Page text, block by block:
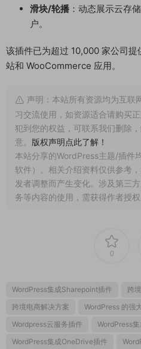
滑块/轮播 ：动态展示云存
户。
该插件已为超过 10,000 家公司
站和 WooCommerce 应用。
声明：本站所有资源均为互联
习交流使用，如资源适合请购买
犯到您的权益，可联系我们删除
意。 版权声明点此了解！
本站分享的WordPress主题/插件
软件）。相关介绍资料仅供参考
发者调整而产生变化。涉及第三
务等内容的使用，需获得作者授权
0
WordPress集成Sharepoint插件 跨
跨境电商解决方案
WordPress 的强
Wordpress云服务插件
WordPress
WordPress集成OneDrive插件